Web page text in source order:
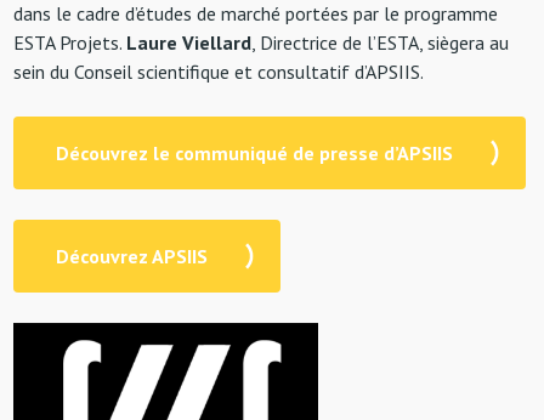
dans le cadre d’études de marché portées par le programme
ESTA Projets. Laure Viellard, Directrice de l’ESTA, siègera au
sein du Conseil scientifique et consultatif d’APSIIS.
Découvrez le communiqué de presse d’APSIIS
Découvrez APSIIS